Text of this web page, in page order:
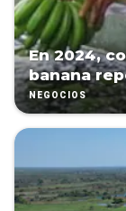
En 2024,
banana
NEGOCIOS